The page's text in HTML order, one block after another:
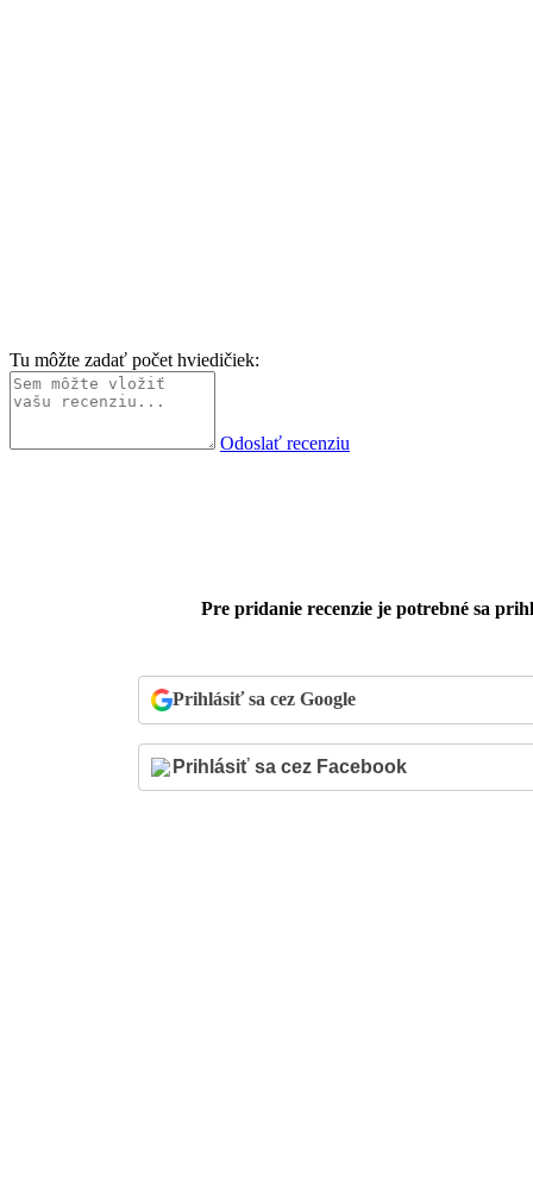
Tu môžte zadať počet hviedičiek:
Odoslať recenziu
Pre pridanie recenzie je potrebné sa
Prihlásiť sa cez Google